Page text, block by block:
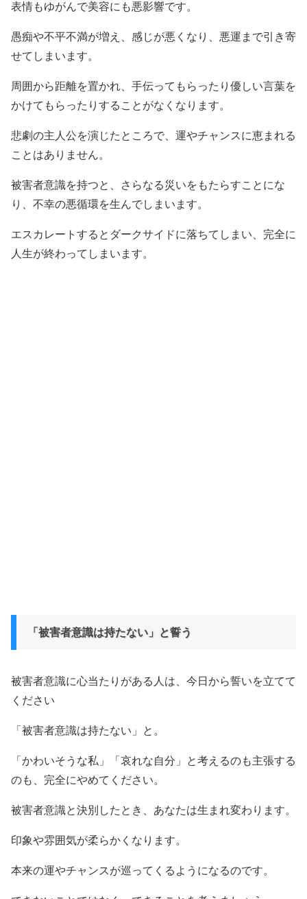
表情もゆがんで美容にも悪影響です。
愚痴や不平不満が増え、感じが悪くなり、悪運まで引き寄
せてしまいます。
周囲から距離を置かれ、手伝ってもらったり優しい言葉を
かけてもらったりすることがなくなります。
悲劇の主人公を演じたところで、運やチャンスに恵まれる
ことはありません。
被害者意識を持つと、さらなる災いをもたらすことにな
り、不幸の悪循環を生んでしまいます。
エスカレートするとダークサイドに落ちてしまい、完全に
人生が終わってしまいます。
「被害者意識は持たない」と誓う
被害者意識に心当たりがある人は、今日から誓いを立てて
ください
「被害者意識は持たない」と。
「かわいそうな私」「哀れな自分」と考えるのも主張する
のも、完全にやめてください。
被害者意識と決別したとき、あなたは生まれ変わります。
印象や雰囲気が柔らかくなります。
本来の運やチャンスが巡ってくるようになるのです。